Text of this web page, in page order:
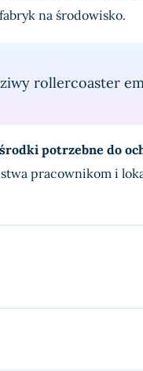
na środowisko.
rollercoaster
środki potrzebne do
pracownikom i